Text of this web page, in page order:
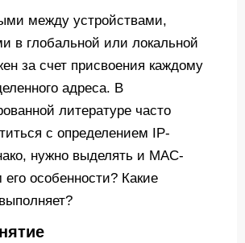
между устройствами,
в глобальной или локальной
за счет присвоения каждому
адреса. В
литературе часто
с определением IP-
нужно выделять и MAC-
особенности? Какие